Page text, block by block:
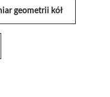
geometrii kół